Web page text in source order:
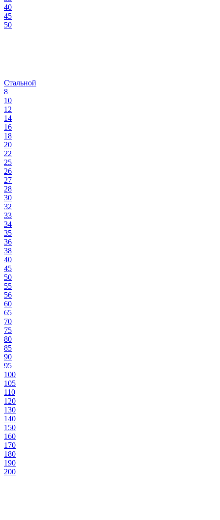
40
45
50
Стальной
8
10
12
14
16
18
20
22
25
26
27
28
30
32
33
34
35
36
38
40
45
50
55
56
60
65
70
75
80
85
90
95
100
105
110
120
130
140
150
160
170
180
190
200